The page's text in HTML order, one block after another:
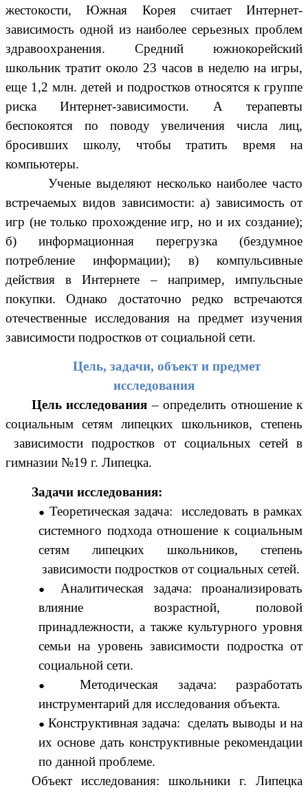
жестокости, Южная Корея считает Интернет-
зависимость одной из наиболее серьезных проблем
здравоохранения. Средний южнокорейский
школьник тратит около 23 часов в неделю на игры,
еще 1,2 млн. детей и подростков относятся к группе
риска Интернет-зависимости. А терапевты
беспокоятся по поводу увеличения числа лиц,
бросивших школу, чтобы тратить время на
компьютеры.
Ученые выделяют несколько наиболее часто
встречаемых видов зависимости: а) зависимость от
игр (не только прохождение игр, но и их создание);
б) информационная перегрузка (бездумное
потребление информации); в) компульсивные
действия в Интернете – например, импульсные
покупки. Однако достаточно редко встречаются
отечественные исследования на предмет изучения
зависимости подростков от социальной сети.
Цель, задачи, объект и предмет
исследования
Цель исследования – определить отношение к
социальным сетям липецких школьников, степень
зависимости подростков от социальных сетей в
гимназии №19 г. Липецка.
Задачи исследования:
Теоретическая задача: исследовать в рамках
системного подхода отношение к социальным
сетям липецких школьников, степень
зависимости подростков от социальных сетей.
Аналитическая задача: проанализировать
влияние возрастной, половой
принадлежности, а также культурного уровня
семьи на уровень зависимости подростка от
социальной сети.
Методическая задача: разработать
инструментарий для исследования объекта.
Конструктивная задача: сделать выводы и на
их основе дать конструктивные рекомендации
по данной проблеме.
Объект исследования: школьники г. Липецка